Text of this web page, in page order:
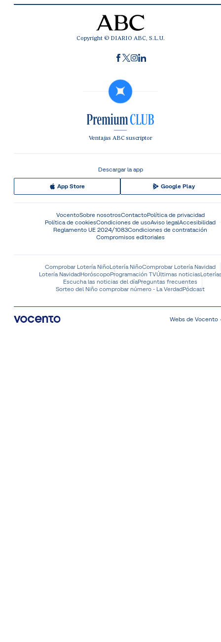
Copyright © DIARIO ABC, S.L.U.
Ventajas ABC suscriptor
Descargar la app
App Store Google Play
VocentoSobre nosotrosContactoPolítica de privacidad
Política de cookiesCondiciones de usoAviso legalAccesibilidad
Reglamento UE 2024/1083Condiciones de contratación
Compromisos editoriales
Comprobar Lotería NiñoLotería NiñoComprobar Lotería Navidad
Lotería NavidadHoróscopoProgramación TVÚltimas noticias
Escucha las noticias del díaPreguntas frecuentes
Sorteo del Niño comprobar número - La VerdadPódcast
Webs de Vocento